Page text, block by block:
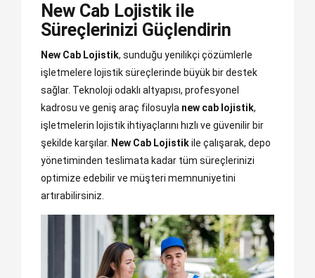
New Cab Lojistik ile
Süreçlerinizi Güçlendirin
New Cab Lojistik, sunduğu yenilikçi çözümlerle
işletmelere lojistik süreçlerinde büyük bir destek
sağlar. Teknoloji odaklı altyapısı, profesyonel
kadrosu ve geniş araç filosuyla new cab lojistik,
işletmelerin lojistik ihtiyaçlarını hızlı ve güvenilir bir
şekilde karşılar. New Cab Lojistikile çalışarak, depo
yönetiminden teslimata kadar tüm süreçlerinizi
optimize edebilir ve müşteri memnuniyetini
artırabilirsiniz.